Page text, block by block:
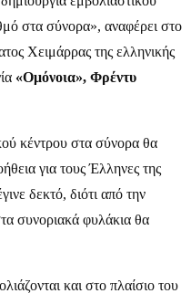
στα σύνορα», αναφέρει στο
Χειμάρρας της ελληνικής
«Ομόνοια», Φρέντυ
κέντρου στα σύνορα θα
για τους Έλληνες της
δεκτό, διότι από την
συνοριακά φυλάκια θα
και στο πλαίσιο του